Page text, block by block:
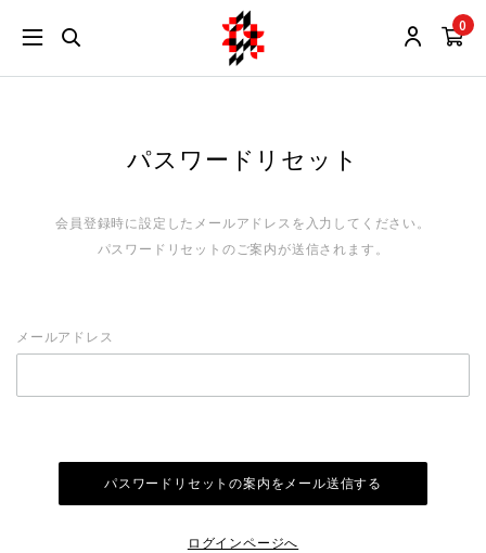
0
パスワードリセット
会員登録時に設定したメールアドレスを入力してください。
パスワードリセットのご案内が送信されます。
メールアドレス
ログインページへ